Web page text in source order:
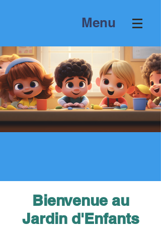
Menu
Bienvenue au
Jardin d'Enfants